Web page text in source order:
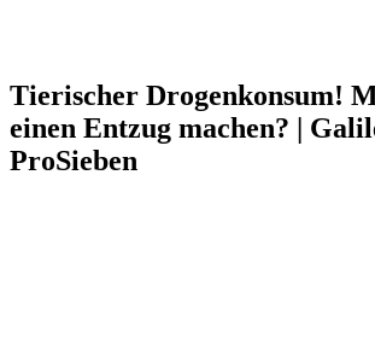
Tierischer Drogenkonsum!
einen Entzug machen? |
ProSieben